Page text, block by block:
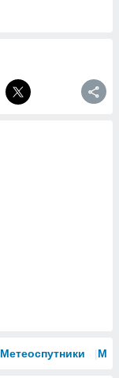
Метеоспутники